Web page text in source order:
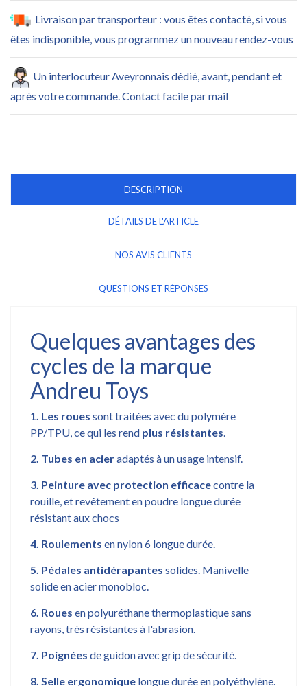
Livraison par transporteur : vous êtes contacté, si vous
êtes indisponible, vous programmez un nouveau rendez-vous
Un interlocuteur Aveyronnais dédié, avant, pendant et
après votre commande. Contact facile par mail
DESCRIPTION
DÉTAILS DE L'ARTICLE
NOS AVIS CLIENTS
QUESTIONS ET RÉPONSES
Quelques avantages des
cycles de la marque
Andreu Toys
1. Les roues sont traitées avec du polymère
PP/TPU, ce qui les rend plus résistantes.
2. Tubes en acieradaptés à un usage intensif.
3. Peinture avec protection efficacecontre la
rouille, et revêtement en poudre longue durée
résistant aux chocs
4. Roulements en nylon 6 longue durée.
5. Pédales antidérapantes solides. Manivelle
solide en acier monobloc.
6. Roues en polyuréthane thermoplastique sans
rayons, très résistantes à l'abrasion.
7. Poignées de guidon avec grip de sécurité.
8. Selle ergonomique longue durée en polyéthylène.